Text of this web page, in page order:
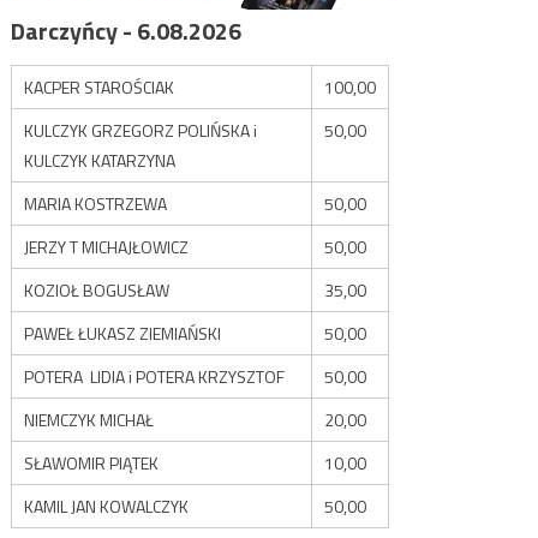
Darczyńcy - 6.08.2026
KACPER STAROŚCIAK
100,00
KULCZYK GRZEGORZ POLIŃSKA i
KULCZYK KATARZYNA
50,00
MARIA KOSTRZEWA
50,00
JERZY T MICHAJŁOWICZ
50,00
KOZIOŁ BOGUSŁAW
35,00
PAWEŁ ŁUKASZ ZIEMIAŃSKI
50,00
POTERA LIDIA i POTERA KRZYSZTOF
50,00
NIEMCZYK MICHAŁ
20,00
SŁAWOMIR PIĄTEK
10,00
KAMIL JAN KOWALCZYK
50,00